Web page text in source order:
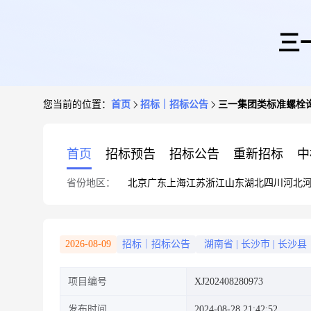
三
您当前的位置： 首页 招标｜招标公告 三一集团类标准螺栓
首页 招标预告 招标公告 重新招标
省份地区： 北京广东 上海江苏浙江山东湖北四川 河北
2026-08-09 招标｜招标公告 湖南省 长沙市 长沙县
项目编号 XJ202408280973